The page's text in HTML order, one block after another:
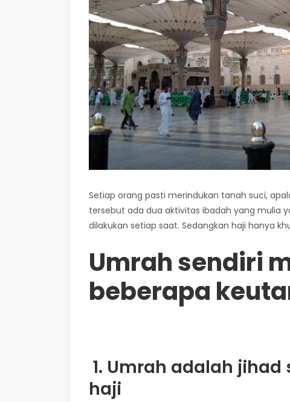
Setiap orang pasti merindukan tanah suci,
tersebut ada dua aktivitas ibadah yang mulia
dilakukan setiap saat. Sedangkan haji hanya
Umrah sendiri
beberapa
1. Umrah adalah
haji